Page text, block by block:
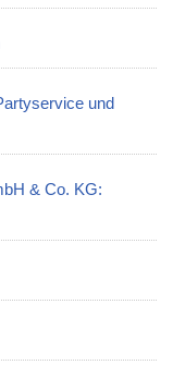
und
& Co. KG: